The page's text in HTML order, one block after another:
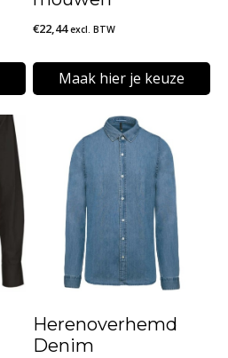
€22,44 excl. BTW
Maak hier je keuze
product
meerdere
variaties.
Deze
optie
gekozen
Herenoverhemd
Denim